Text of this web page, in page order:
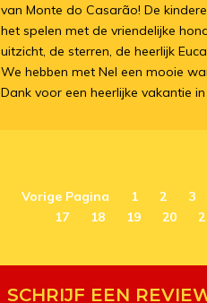
van Monte do Casarão! De
het spelen met de vriendelijke
uitzicht, de sterren, de heerlijk
We hebben met Nel een mooie
Dank voor een heerlijke vakantie
Vorige Pagina 1 2 3
17
18 19 20
SCHRIJF EEN